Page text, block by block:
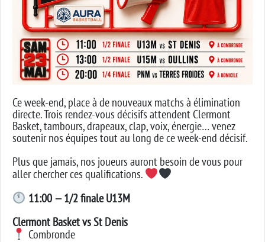
Ce week-end, place à de nouveaux matchs à élimination
directe. Trois rendez-vous décisifs attendent Clermont
Basket, tambours, drapeaux, clap, voix, énergie… venez
soutenir nos équipes tout au long de ce week-end décisif.
Plus que jamais, nos joueurs auront besoin de vous pour
aller chercher ces qualifications.
11:00 — 1/2 finale U13M
Clermont Basket vs St Denis
Combronde